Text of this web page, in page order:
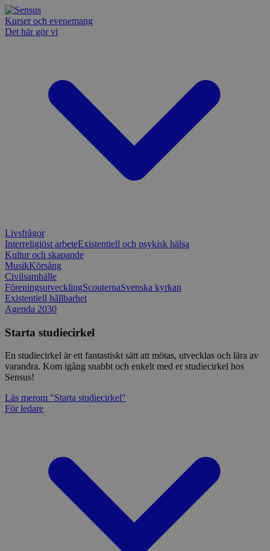
Kurser och evenemang
Det här gör vi
Livsfrågor
Interreligiöst arbeteExistentiell och psykisk hälsa
Kultur och skapande
MusikKörsång
Civilsamhälle
FöreningsutvecklingScouternaSvenska kyrkan
Existentiell hållbarhet
Agenda 2030
Starta studiecirkel
En studiecirkel är ett fantastiskt sätt att mötas, utvecklas och lära av
varandra. Kom igång snabbt och enkelt med er studiecirkel hos
Sensus!
Läs merom "Starta studiecirkel"
För ledare